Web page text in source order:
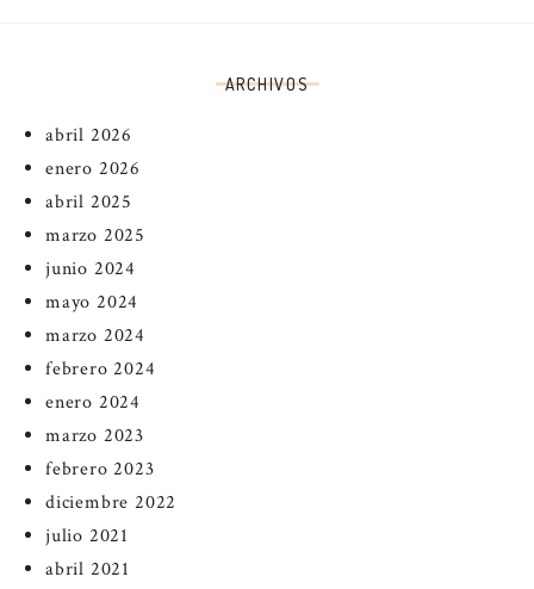
ARCHIVOS
abril 2026
enero 2026
abril 2025
marzo 2025
junio 2024
mayo 2024
marzo 2024
febrero 2024
enero 2024
marzo 2023
febrero 2023
diciembre 2022
julio 2021
abril 2021